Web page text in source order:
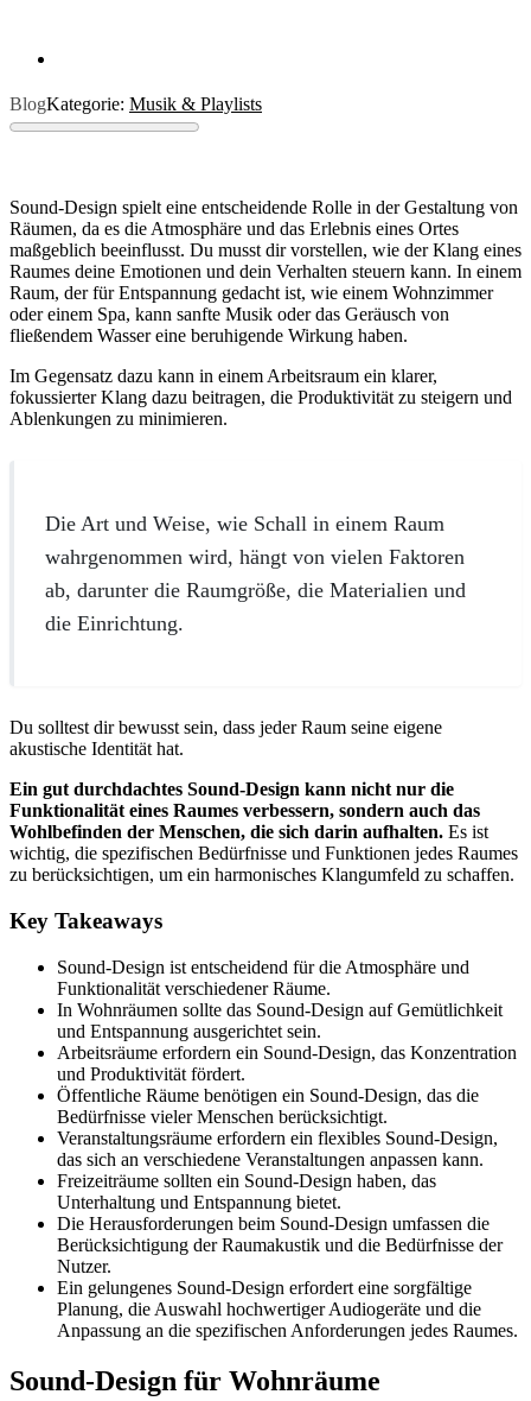
BlogKategorie: Musik & Playlists
Sound-Design spielt eine entscheidende Rolle in der Gestaltung von
Räumen, da es die Atmosphäre und das Erlebnis eines Ortes
maßgeblich beeinflusst. Du musst dir vorstellen, wie der Klang eines
Raumes deine Emotionen und dein Verhalten steuern kann. In einem
Raum, der für Entspannung gedacht ist, wie einem Wohnzimmer
oder einem Spa, kann sanfte Musik oder das Geräusch von
fließendem Wasser eine beruhigende Wirkung haben.
Im Gegensatz dazu kann in einem Arbeitsraum ein klarer,
fokussierter Klang dazu beitragen, die Produktivität zu steigern und
Ablenkungen zu minimieren.
Die Art und Weise, wie Schall in einem Raum
wahrgenommen wird, hängt von vielen Faktoren
ab, darunter die Raumgröße, die Materialien und
die Einrichtung.
Du solltest dir bewusst sein, dass jeder Raum seine eigene
akustische Identität hat.
Ein gut durchdachtes Sound-Design kann nicht nur die
Funktionalität eines Raumes verbessern, sondern auch das
Wohlbefinden der Menschen, die sich darin aufhalten. Es ist
wichtig, die spezifischen Bedürfnisse und Funktionen jedes Raumes
zu berücksichtigen, um ein harmonisches Klangumfeld zu schaffen.
Key Takeaways
Sound-Design ist entscheidend für die Atmosphäre und
Funktionalität verschiedener Räume.
In Wohnräumen sollte das Sound-Design auf Gemütlichkeit
und Entspannung ausgerichtet sein.
Arbeitsräume erfordern ein Sound-Design, das Konzentration
und Produktivität fördert.
Öffentliche Räume benötigen ein Sound-Design, das die
Bedürfnisse vieler Menschen berücksichtigt.
Veranstaltungsräume erfordern ein flexibles Sound-Design,
das sich an verschiedene Veranstaltungen anpassen kann.
Freizeiträume sollten ein Sound-Design haben, das
Unterhaltung und Entspannung bietet.
Die Herausforderungen beim Sound-Design umfassen die
Berücksichtigung der Raumakustik und die Bedürfnisse der
Nutzer.
Ein gelungenes Sound-Design erfordert eine sorgfältige
Planung, die Auswahl hochwertiger Audiogeräte und die
Anpassung an die spezifischen Anforderungen jedes Raumes.
Sound-Design für Wohnräume